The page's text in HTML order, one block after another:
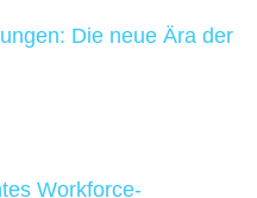
Die neue Ära der
Workforce-